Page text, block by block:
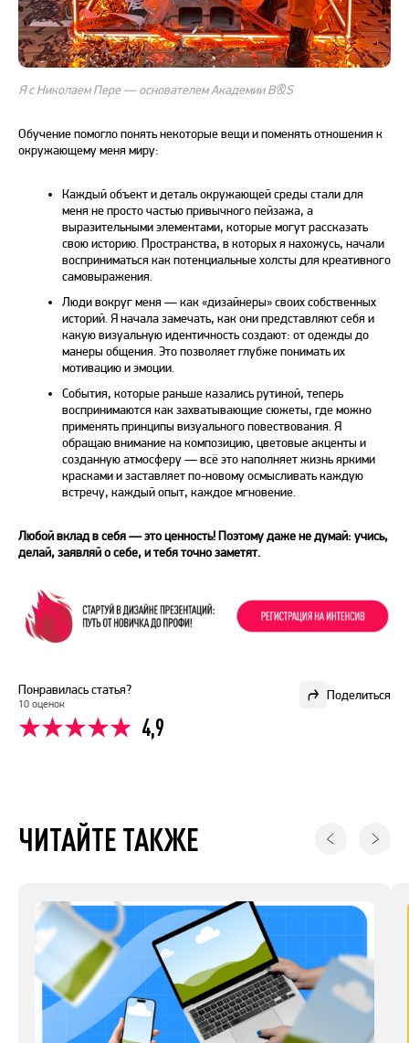
Я с Николаем Пере — основателем Академии B&S
Обучение помогло понять некоторые вещи и поменять отношения к
окружающему меня миру:
Каждый объект и деталь окружающей среды стали для
меня не просто частью привычного пейзажа, а
выразительными элементами, которые могут рассказать
свою историю. Пространства, в которых я нахожусь, начали
восприниматься как потенциальные холсты для креативного
самовыражения.
Люди вокруг меня — как «дизайнеры» своих собственных
историй. Я начала замечать, как они представляют себя и
какую визуальную идентичность создают: от одежды до
манеры общения. Это позволяет глубже понимать их
мотивацию и эмоции.
События, которые раньше казались рутиной, теперь
воспринимаются как захватывающие сюжеты, где можно
применять принципы визуального повествования. Я
обращаю внимание на композицию, цветовые акценты и
созданную атмосферу — всё это наполняет жизнь яркими
красками и заставляет по-новому осмысливать каждую
встречу, каждый опыт, каждое мгновение.
Любой вклад в себя — это ценность! Поэтому даже не думай: учись,
делай, заявляй о себе, и тебя точно заметят.
Поделиться
Понравилась статья?
10 оценок
4,9
ЧИТАЙТЕ ТАКЖЕ